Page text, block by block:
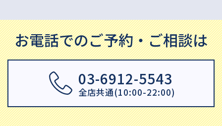
お電話でのご予約・ご相談は
03-6912-5543
全店共通(10:00-22:00)